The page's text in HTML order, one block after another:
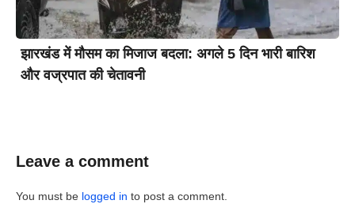
झारखंड में मौसम का मिजाज बदला: अगले 5 दिन भारी बारिश
और वज्रपात की चेतावनी
Leave a comment
You must be logged in to post a comment.